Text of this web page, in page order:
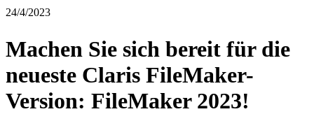
24/4/2023
Machen Sie sich bereit für die
neueste Claris FileMaker-
Version: FileMaker 2023!